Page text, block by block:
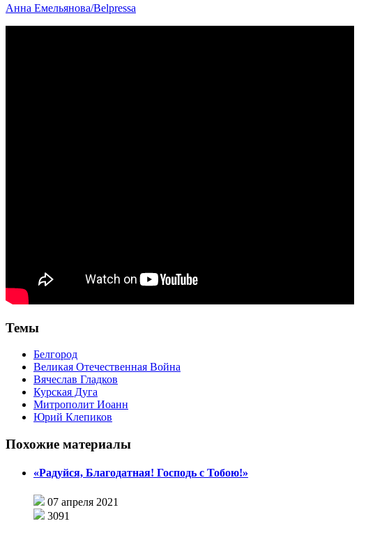
Анна Емельянова/Belpressa
Темы
Белгород
Великая Отечественная Война
Вячеслав Гладков
Курская Дуга
Митрополит Иоанн
Юрий Клепиков
Похожие материалы
«Радуйся, Благодатная! Господь с Тобою!»
07 апреля 2021
3091